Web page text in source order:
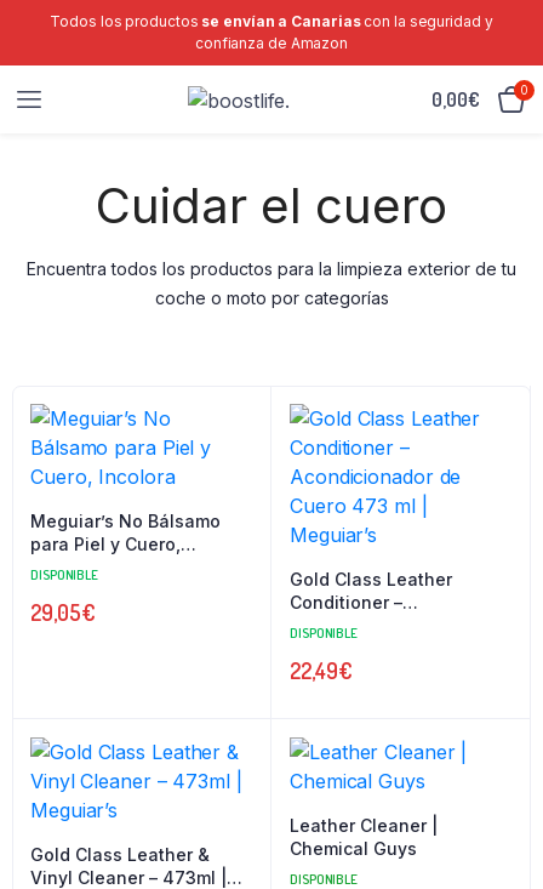
Todos los productos se envían a Canariascon la seguridad y
confianza de Amazon
0,00€ 0
Cuidar el cuero
Encuentra todos los productos para la limpieza exterior de tu
coche o moto por categorías
Meguiar’s No Bálsamo
para Piel y Cuero,
Incolora
DISPONIBLE
29,05€
Gold Class Leather
Conditioner –
Acondicionador de Cuero
DISPONIBLE
22,49€
Gold Class Leather &
Vinyl Cleaner – 473ml |
Leather Cleaner |
Chemical Guys
DISPONIBLE